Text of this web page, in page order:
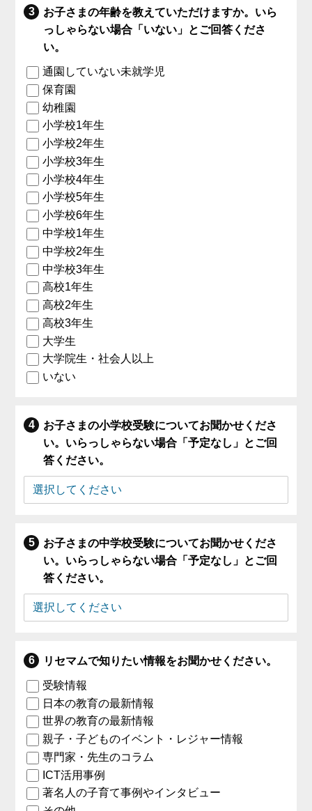
お子さまの年齢を教えていただけますか。いら
っしゃらない場合「いない」とご回答くださ
い。
通園していない未就学児
保育園
幼稚園
小学校1年生
小学校2年生
小学校3年生
小学校4年生
小学校5年生
小学校6年生
中学校1年生
中学校2年生
中学校3年生
高校1年生
高校2年生
高校3年生
大学生
大学院生・社会人以上
いない
お子さまの小学校受験についてお聞かせくださ
い。いらっしゃらない場合「予定なし」とご回
答ください。
お子さまの中学校受験についてお聞かせくださ
い。いらっしゃらない場合「予定なし」とご回
答ください。
リセマムで知りたい情報をお聞かせください。
受験情報
日本の教育の最新情報
世界の教育の最新情報
親子・子どものイベント・レジャー情報
専門家・先生のコラム
ICT活用事例
著名人の子育て事例やインタビュー